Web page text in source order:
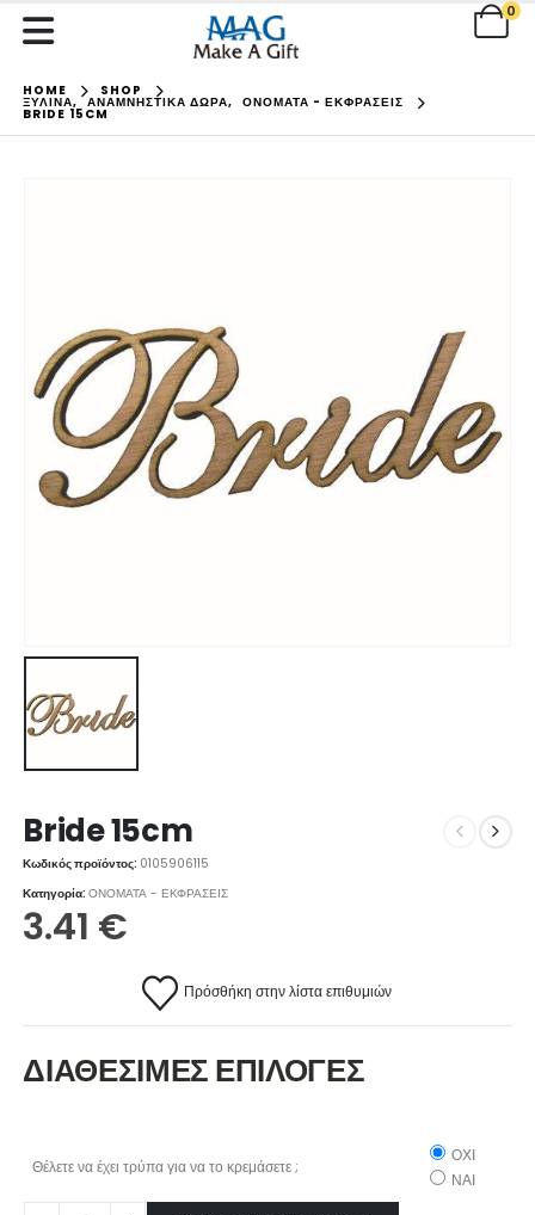
0
HOME SHOP
ΞΥΛΙΝΑ, ΑΝΑΜΝΗΣΤΙΚΑ ΔΩΡΑ, ΟΝΟΜΑΤΑ - ΕΚΦΡΑΣΕΙΣ
BRIDE 15CM
Bride 15cm
Κωδικός προϊόντος: 0105906115
Κατηγορία:ΟΝΟΜΑΤΑ - ΕΚΦΡΑΣΕΙΣ
3.41 €
Πρόσθήκη στην λίστα επιθυμιών
ΔΙΑΘΕΣΙΜΕΣ ΕΠΙΛΟΓΕΣ
Θέλετε να έχει τρύπα για να το κρεμάσετε ;
ΟΧΙ
ΝΑΙ